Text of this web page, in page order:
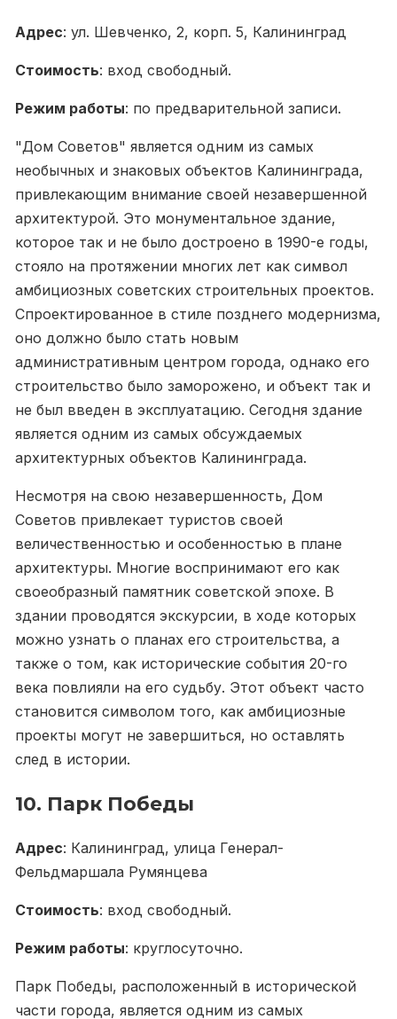
Адрес: ул. Шевченко, 2, корп. 5, Калининград
Стоимость: вход свободный.
Режим работы: по предварительной записи.
"Дом Советов" является одним из самых
необычных и знаковых объектов Калининграда,
привлекающим внимание своей незавершенной
архитектурой. Это монументальное здание,
которое так и не было достроено в 1990-е годы,
стояло на протяжении многих лет как символ
амбициозных советских строительных проектов.
Спроектированное в стиле позднего модернизма,
оно должно было стать новым
административным центром города, однако его
строительство было заморожено, и объект так и
не был введен в эксплуатацию. Сегодня здание
является одним из самых обсуждаемых
архитектурных объектов Калининграда.
Несмотря на свою незавершенность, Дом
Советов привлекает туристов своей
величественностью и особенностью в плане
архитектуры. Многие воспринимают его как
своеобразный памятник советской эпохе. В
здании проводятся экскурсии, в ходе которых
можно узнать о планах его строительства, а
также о том, как исторические события 20-го
века повлияли на его судьбу. Этот объект часто
становится символом того, как амбициозные
проекты могут не завершиться, но оставлять
след в истории.
10. Парк Победы
Адрес: Калининград, улица Генерал-
Фельдмаршала Румянцева
Стоимость: вход свободный.
Режим работы: круглосуточно.
Парк Победы, расположенный в исторической
части города, является одним из самых